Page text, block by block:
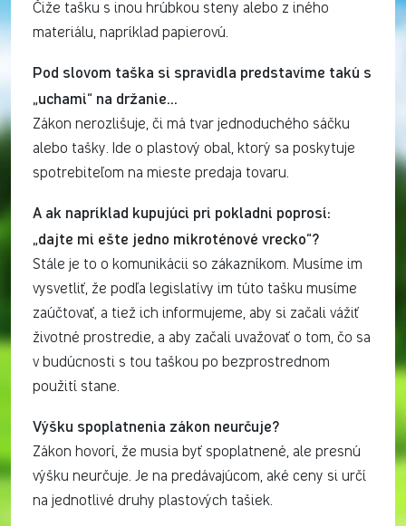
Čiže tašku s inou hrúbkou steny alebo z iného
materiálu, napríklad papierovú.
Pod slovom taška si spravidla predstavíme takú s
„uchami“ na držanie…
Zákon nerozlišuje, či má tvar jednoduchého sáčku
alebo tašky. Ide o plastový obal, ktorý sa poskytuje
spotrebiteľom na mieste predaja tovaru.
A ak napríklad kupujúci pri pokladni poprosí:
„dajte mi ešte jedno mikroténové vrecko“?
Stále je to o komunikácii so zákazníkom. Musíme im
vysvetliť, že podľa legislatívy im túto tašku musíme
zaúčtovať, a tiež ich informujeme, aby si začali vážiť
životné prostredie, a aby začali uvažovať o tom, čo sa
v budúcnosti s tou taškou po bezprostrednom
použití stane.
Výšku spoplatnenia zákon neurčuje?
Zákon hovorí, že musia byť spoplatnené, ale presnú
výšku neurčuje. Je na predávajúcom, aké ceny si určí
na jednotlivé druhy plastových tašiek.